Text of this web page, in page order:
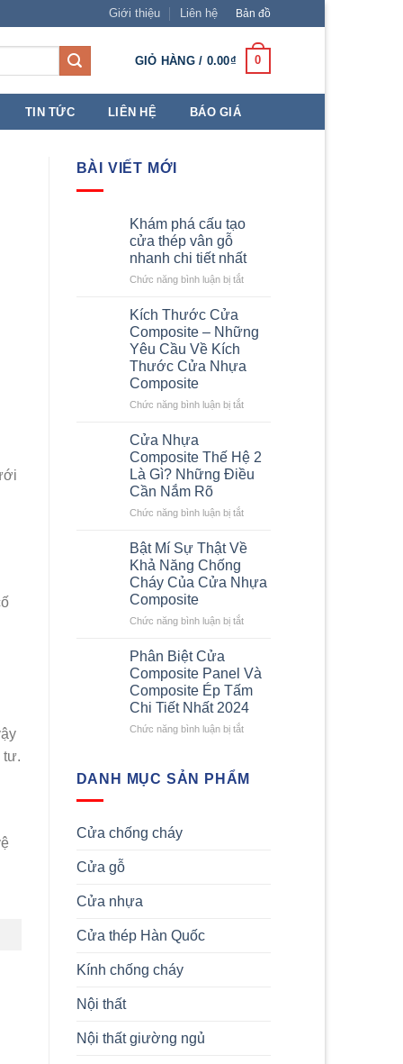
Giới thiệu Liên hệ Bản đồ
GIỎ HÀNG / 0.00₫ 0
TIN TỨC LIÊN HỆ BÁO GIÁ
tư.
BÀI VIẾT MỚI
Khám phá cấu tạo
cửa thép vân gỗ
nhanh chi tiết nhất
Chức năng bình luận bị tắtở
tạo
thép
gỗ
nhất
Kích Thước Cửa
Composite – Những
Yêu Cầu Về Kích
Thước Cửa Nhựa
Composite
Chức năng bình luận bị tắtở
Cửa
Composite
–
Yêu
Về
Kích
Cửa
Composite
Cửa Nhựa
Composite Thế Hệ 2
Là Gì? Những Điều
Cần Nắm Rõ
Chức năng bình luận bị tắtở
Nhựa
Hệ
Là
Điều
Cần
Nắm
Rõ
Bật Mí Sự Thật Về
Khả Năng Chống
Cháy Của Cửa Nhựa
Composite
Chức năng bình luận bị tắtở
Sự
Thật
Về
Khả
Năng
Của
Phân Biệt Cửa
Composite Panel Và
Composite Ép Tấm
Chi Tiết Nhất 2024
Chức năng bình luận bị tắtở
Cửa
DANH MỤC SẢN PHẨM
Cửa chống cháy
Cửa gỗ
Cửa nhựa
Cửa thép Hàn Quốc
Kính chống cháy
Nội thất
Nội thất giường ngủ